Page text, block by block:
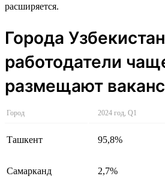
расширяется.
Города
работодатели
размещают
Город 2024 год, Q1
Ташкент 95,8%
Самарканд 2,7%